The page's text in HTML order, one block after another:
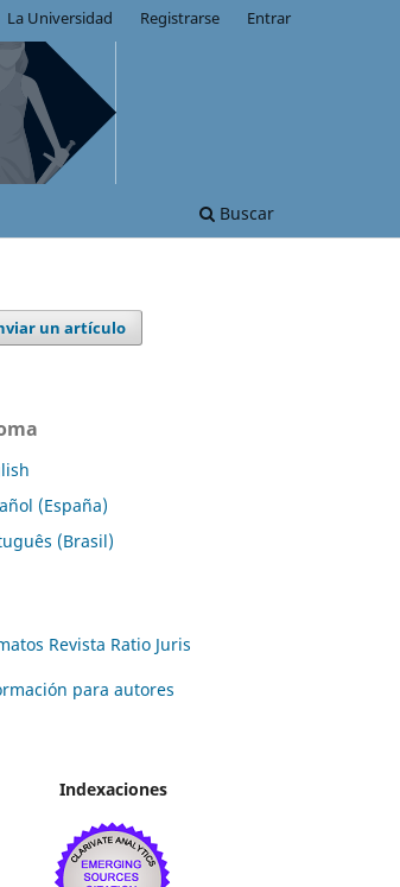
Buscar
La Universidad Registrarse Entrar
un artículo
(España)
(Brasil)
Revista Ratio Juris
para autores
Indexaciones